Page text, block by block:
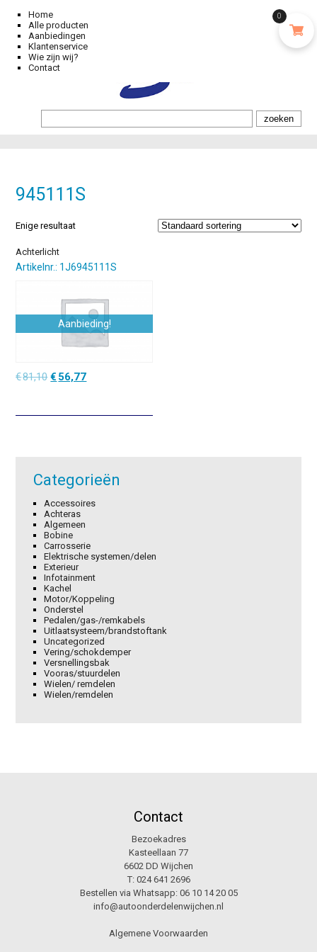
Home
Alle producten
Aanbiedingen
Klantenservice
Wie zijn wij?
Contact
945111S
Enige resultaat
Achterlicht
Artikelnr.: 1J6945111S
Aanbieding!
€81,10Oorspronkelijke
€81,10.
€ 56,77Huidige
€56,77.
Categorieën
Accessoires
Achteras
Algemeen
Bobine
Carrosserie
Elektrische systemen/delen
Exterieur
Infotainment
Kachel
Motor/Koppeling
Onderstel
Pedalen/gas-/remkabels
Uitlaatsysteem/brandstoftank
Uncategorized
Vering/schokdemper
Versnellingsbak
Vooras/stuurdelen
Wielen/ remdelen
Wielen/remdelen
Contact
Bezoekadres
Kasteellaan 77
6602 DD Wijchen
T: 024 641 2696
Bestellen via Whatsapp: 06 10 14 20 05
info@autoonderdelenwijchen.nl
Algemene Voorwaarden
0